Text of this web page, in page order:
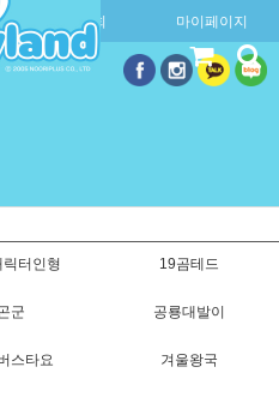
주문조회 마이페이지
릭터인형 19곰테드
군 공룡대발이
스타요 겨울왕국